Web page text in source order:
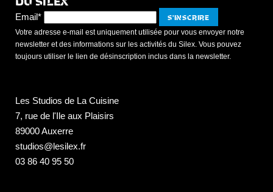
Email*
Votre adresse e-mail est uniquement utilisée pour vous envoyer notre
newsletter et des informations sur les activités du Silex. Vous pouvez
toujours utiliser le lien de désinscription inclus dans la newsletter.
Les Studios de La Cuisine
7, rue de l'Ile aux Plaisirs
89000 Auxerre
studios@lesilex.fr
03 86 40 95 50